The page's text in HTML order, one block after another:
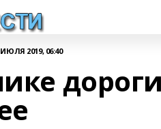
ИЮЛЯ 2019, 06:40